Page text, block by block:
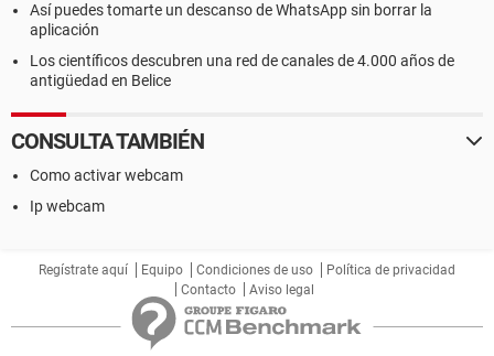
Así puedes tomarte un descanso de WhatsApp sin borrar la
aplicación
Los científicos descubren una red de canales de 4.000 años de
antigüedad en Belice
CONSULTA TAMBIÉN
Como activar webcam
Ip webcam
Regístrate aquí Equipo Condiciones de uso
Política de privacidad
Contacto
Aviso legal